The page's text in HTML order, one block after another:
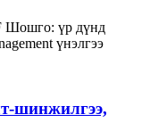
Шошго: үр дүнд
үнэлгээ
шинжилгээ,